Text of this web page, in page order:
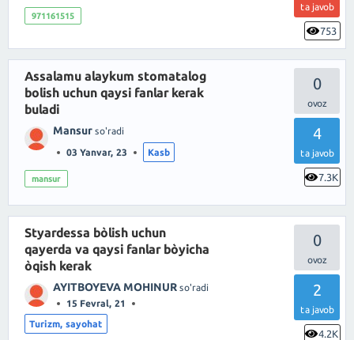
ta javob
753
971161515
0
4
ta javob
7.3K
Assalamu alaykum stomatalog
bolish uchun qaysi fanlar kerak
buladi
Mansur so'radi
03 Yanvar, 23 Kasb
mansur
0
2
ta javob
4.2K
Styardessa bòlish uchun
qayerda va qaysi fanlar bòyicha
òqish kerak
AYITBOYEVA MOHINUR so'radi
15 Fevral, 21
Turizm, sayohat